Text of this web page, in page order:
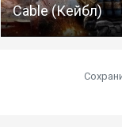
Cable (Кейбл)